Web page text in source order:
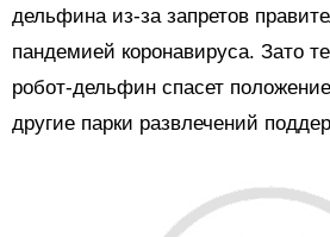
дельфина из-за запретов
пандемией коронавируса. Зато
робот-дельфин спасет
другие парки развлечений